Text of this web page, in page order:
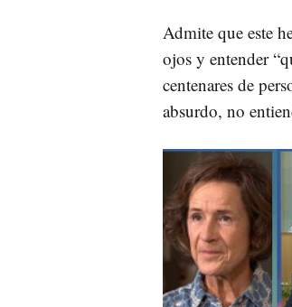
Admite que este
ojos y entender
centenares de
absurdo, no